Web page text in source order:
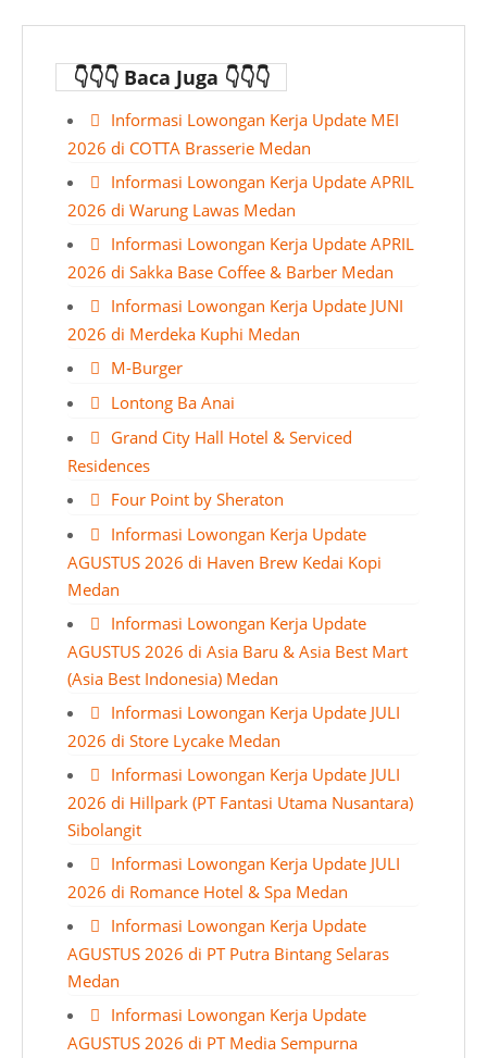
👇👇👇 Baca Juga 👇👇👇
Informasi Lowongan Kerja Update MEI
2026 di COTTA Brasserie Medan
Informasi Lowongan Kerja Update APRIL
2026 di Warung Lawas Medan
Informasi Lowongan Kerja Update APRIL
2026 di Sakka Base Coffee & Barber Medan
Informasi Lowongan Kerja Update JUNI
2026 di Merdeka Kuphi Medan
M-Burger
Lontong Ba Anai
Grand City Hall Hotel & Serviced
Residences
Four Point by Sheraton
Informasi Lowongan Kerja Update
AGUSTUS 2026 di Haven Brew Kedai Kopi
Medan
Informasi Lowongan Kerja Update
AGUSTUS 2026 di Asia Baru & Asia Best Mart
(Asia Best Indonesia) Medan
Informasi Lowongan Kerja Update JULI
2026 di Store Lycake Medan
Informasi Lowongan Kerja Update JULI
2026 di Hillpark (PT Fantasi Utama Nusantara)
Sibolangit
Informasi Lowongan Kerja Update JULI
2026 di Romance Hotel & Spa Medan
Informasi Lowongan Kerja Update
AGUSTUS 2026 di PT Putra Bintang Selaras
Medan
Informasi Lowongan Kerja Update
AGUSTUS 2026 di PT Media Sempurna